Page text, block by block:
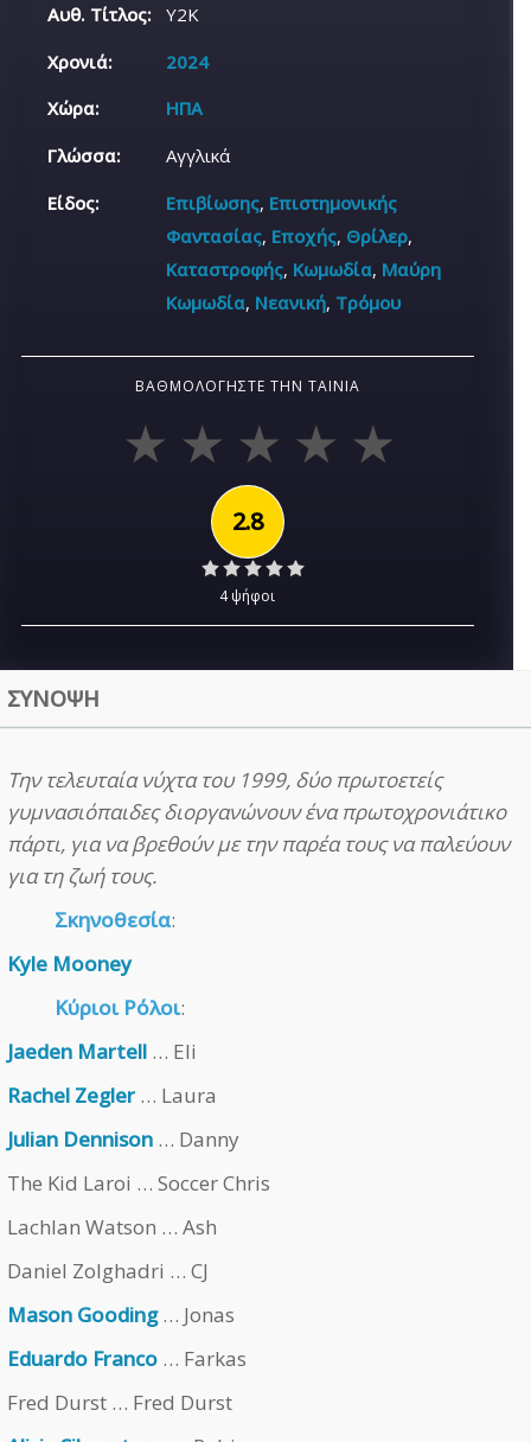
Αυθ. Τίτλος:
Y2K
Χρονιά:
2024
Χώρα:
ΗΠΑ
Γλώσσα:
Αγγλικά
Είδος:
Επιβίωσης, Επιστημονικής
Φαντασίας, Εποχής, Θρίλερ,
Καταστροφής, Κωμωδία, Μαύρη
Κωμωδία, Νεανική, Τρόμου
ΒΑΘΜΟΛΟΓΉΣΤΕ ΤΗΝ ΤΑΙΝΊΑ
2.8
4 ψήφοι
ΣΥΝΟΨΗ
Την τελευταία νύχτα του 1999, δύο πρωτοετείς
γυμνασιόπαιδες διοργανώνουν ένα πρωτοχρονιάτικο
πάρτι, για να βρεθούν με την παρέα τους να παλεύουν
για τη ζωή τους.
Σκηνοθεσία:
Kyle Mooney
Κύριοι Ρόλοι:
Jaeden Martell … Eli
Rachel Zegler … Laura
Julian Dennison … Danny
The Kid Laroi … Soccer Chris
Lachlan Watson … Ash
Daniel Zolghadri … CJ
Mason Gooding… Jonas
Eduardo Franco … Farkas
Fred Durst … Fred Durst